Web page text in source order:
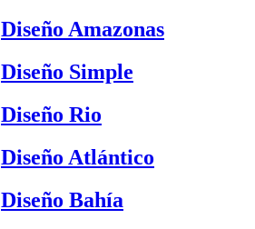
Diseño Amazonas
Diseño Simple
Diseño Rio
Diseño Atlántico
Diseño Bahía